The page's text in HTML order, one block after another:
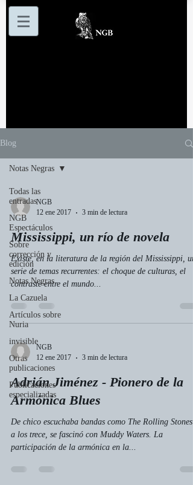
Blog
Todas las
entradas
NGB
Espectáculos
Sobre
corrección y
edición
Notas Negras
La Cazuela
Artículos sobre
Nuria
invisible
Otras
publicaciones
Publicaciones
especializadas
Notas Negras
NGB
12 ene 2017
3 min de lectura
Mississippi, un río de novela
Existe, en la literatura de la región del Mississippi,
serie de temas recurrentes: el choque de culturas, el
contraste entre el mundo...
NGB
12 ene 2017
3 min de lectura
Adrián Jiménez - Pionero de la
Armónica Blues
De chico escuchaba bandas como The Rolling Stones
a los trece, se fascinó con Muddy Waters. La
participación de la armónica en la...